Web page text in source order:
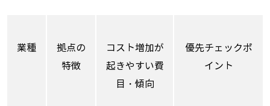
業種
拠点の
特徴
コスト増加が
起きやすい費
目・傾向
優先チェックポ
イント